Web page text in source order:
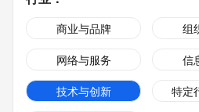
商业与品牌
组
网络与服务
信
技术与创新
特定